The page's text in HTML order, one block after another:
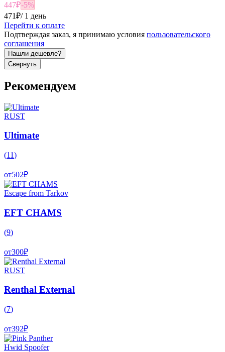
447₽-5%
471₽/ 1 день
Перейти к оплате
Подтверждая заказ, я принимаю условия пользовательского
соглашения
Нашли дешевле?
Свернуть
Рекомендуем
RUST
Ultimate
(11)
от502₽
Escape from Tarkov
EFT CHAMS
(9)
от300₽
RUST
Renthal External
(7)
от392₽
Hwid Spoofer